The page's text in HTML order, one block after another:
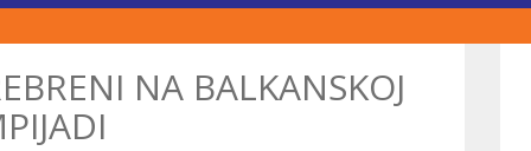
NA BALKANSKOJ